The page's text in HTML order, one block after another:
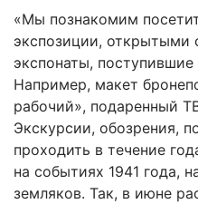
«Мы познакомим
экспозиции, открытыми
экспонаты,
Например, макет
рабочий», подаренный
Экскурсии, обозрения,
проходить в течение
на событиях 1941 года,
земляков. Так, в июне